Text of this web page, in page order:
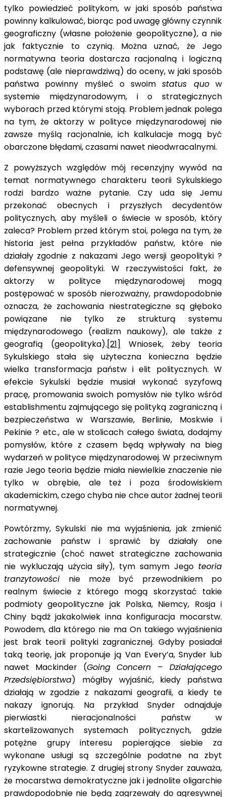
tylko powiedzieć politykom, w jaki sposób państwa
powinny kalkulować, biorąc pod uwagę główny czynnik
geograficzny (własne położenie geopolityczne), a nie
jak faktycznie to czynią. Można uznać, że Jego
normatywna teoria dostarcza racjonalną i logiczną
podstawę (ale nieprawdziwą) do oceny, w jaki sposób
państwa powinny myśleć o swoimstatus quow
systemie międzynarodowym, i o strategicznych
wyborach przed którymi stoją. Problem jednak polega
na tym, że aktorzy w polityce międzynarodowej nie
zawsze myślą racjonalnie, ich kalkulacje mogą być
obarczone błędami, czasami nawet nieodwracalnymi.
Z powyższych względów mój recenzyjny wywód na
temat normatywnego charakteru teorii Sykulskiego
rodzi bardzo ważne pytanie. Czy uda się Jemu
przekonać obecnych i przyszłych decydentów
politycznych, aby myśleli o świecie w sposób, który
zaleca? Problem przed którym stoi, polega na tym, że
historia jest pełna przykładów państw, które nie
działały zgodnie z nakazami Jego wersji geopolityki ?
defensywnej geopolityki. W rzeczywistości fakt, że
aktorzy w polityce międzynarodowej mogą
postępować w sposób nierozważny, prawdopodobnie
oznacza, że zachowania niestrategiczne są głęboko
powiązane nie tylko ze strukturą systemu
międzynarodowego (realizm naukowy), ale także z
geografią (geopolityka).[21]
Wniosek, żeby teoria
Sykulskiego stała się użyteczna konieczna będzie
wielka transformacja państw i elit politycznych. W
efekcie Sykulski będzie musiał wykonać syzyfową
pracę, promowania swoich pomysłów nie tylko wśród
establishmentu zajmującego się polityką zagraniczną i
bezpieczeństwa w Warszawie, Berlinie, Moskwie i
Pekinie ? etc., ale w stolicach całego świata, dodajmy
pomysłów, które z czasem będą wpływały na bieg
wydarzeń w polityce międzynarodowej. W przeciwnym
razie Jego teoria będzie miała niewielkie znaczenie nie
tylko w obrębie, ale też i poza środowiskiem
akademickim, czego chyba nie chce autor żadnej teorii
normatywnej.
Powtórzmy, Sykulski nie ma wyjaśnienia, jak zmienić
zachowanie państw i sprawić by działały one
strategicznie (choć nawet strategiczne zachowania
nie wykluczają użycia siły), tym samym Jego teoria
tranzytowości nie może być przewodnikiem po
realnym świecie z którego mogą skorzystać takie
podmioty geopolityczne jak Polska, Niemcy, Rosja i
Chiny bądź jakakolwiek inna konfiguracja mocarstw.
Powodem, dla którego nie ma On takiego wyjaśnienia
jest brak teorii polityki zagranicznej. Gdyby posiadał
taką teorię, jak proponuje ją Van Every’a, Snyder lub
nawet Mackinder (Going Concern – Działającego
Przedsiębiorstwa) mógłby wyjaśnić, kiedy państwa
działają w zgodzie z nakazami geografii, a kiedy te
nakazy ignorują. Na przykład Snyder odnajduje
pierwiastki nieracjonalności państw w
skartelizowanych systemach politycznych, gdzie
potężne grupy interesu popierające siebie za
wykonane usługi są szczególnie podatne na zbyt
ryzykowne strategie. Z drugiej strony Snyder zauważa,
że mocarstwa demokratyczne jak i jednolite oligarchie
prawdopodobnie nie będą zagrzewały do agresywnej